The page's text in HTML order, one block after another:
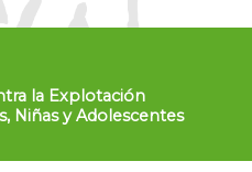
la Explotación
Niñas y Adolescentes